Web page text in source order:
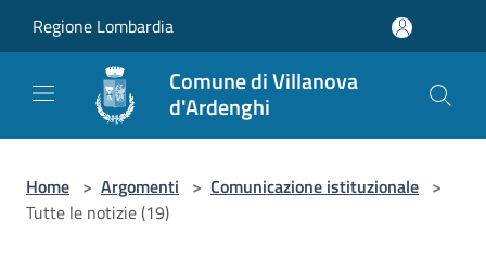
Regione Lombardia
Comune di Villanova
d'Ardenghi
Home > Argomenti > Comunicazione istituzionale >
Tutte le notizie (19)